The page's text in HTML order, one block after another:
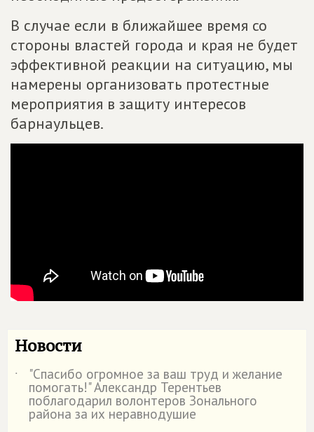
В случае если в ближайшее время со
стороны властей города и края не будет
эффективной реакции на ситуацию, мы
намерены организовать протестные
мероприятия в защиту интересов
барнаульцев.
Новости
˙ "Спасибо огромное за ваш труд и желание
помогать!" Александр Терентьев
поблагодарил волонтеров Зонального
района за их неравнодушие